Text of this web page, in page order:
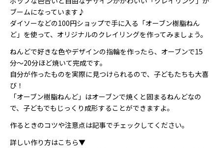
ブームになっています♪
ダイソーなどの100円ショップで手に入る「オーブン樹脂ねん
ど」を使って、オリジナルのクレイリングを作ってみましょう。
ねんどで好きな色やデザインの指輪を作ったら、オーブンで15
分〜20分ほど焼いて完成です。
自分が作ったものを実際に見つけられるので、子どもたちも大喜
び！
「オーブン樹脂ねんど」はオーブンで焼くと固まるねんどなの
で、子どもでもじっくり成形することができますよ。
作るときのコツや注意点は記事でチェックしてください。
詳しい作り方はこちら▼